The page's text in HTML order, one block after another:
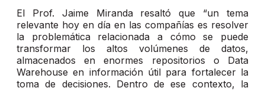
El Prof. Jaime Miranda resaltó que “un tema
relevante hoy en día en las compañías es resolver
la problemática relacionada a cómo se puede
transformar los altos volúmenes de datos,
almacenados en enormes repositorios o Data
Warehouse en información útil para fortalecer la
toma de decisiones. Dentro de ese contexto, la